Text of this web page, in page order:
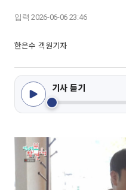
입력 2026-06-06 23:46
한은수 객원기자
기사 듣기